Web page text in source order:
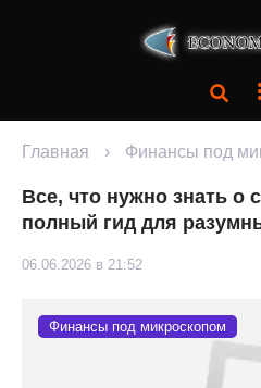
Главная › Финансы под
Все, что нужно знать о
полный гид для
06.06.2026 в 21:52
Финансы под микроскопом